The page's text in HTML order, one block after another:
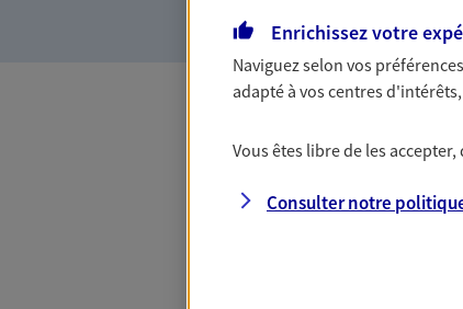
Enrichissez votre
Naviguez selon vos
adapté à vos centres
Vous êtes libre de les
Consulter notre